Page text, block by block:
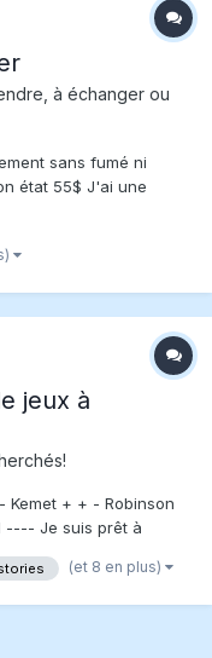
à échanger ou
sans fumé ni
état 55$ J'ai une
30549/pandemic
condition. ps: il...
jeux à
+ + - Robinson
---- Je suis prêt à
Je suis prèt à
(et 8 en plus)